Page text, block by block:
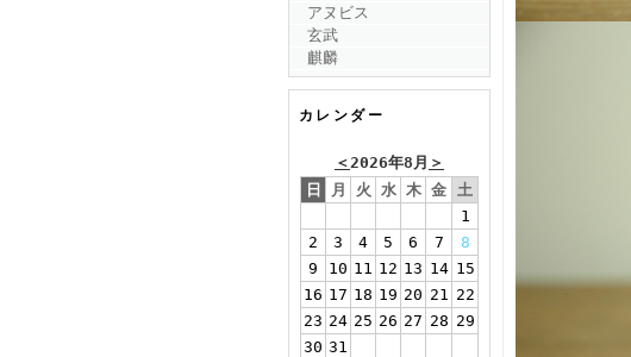
アヌビス
玄武
麒麟
カレンダー
＜2026年8月 ＞
日
月 火 水 木 金 土
1
2
3 4 5 6 7
8
9
10 11 12 13 14 15
16 17 18 19 20 21 22
23 24 25 26 27 28 29
30 31